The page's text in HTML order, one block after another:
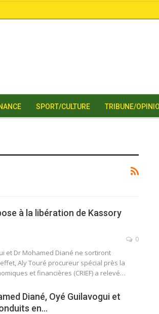
SPORT/CULTURE TRIBUNE/
à la libération de Kassory
0
et Dr Mohamed Diané ne sortiront
Aly Touré procureur spécial près la
et financières (CRIEF) a relevé…
Diané, Oyé Guilavogui et
en…